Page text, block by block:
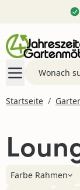
Startseite /
Farbe Rahmen